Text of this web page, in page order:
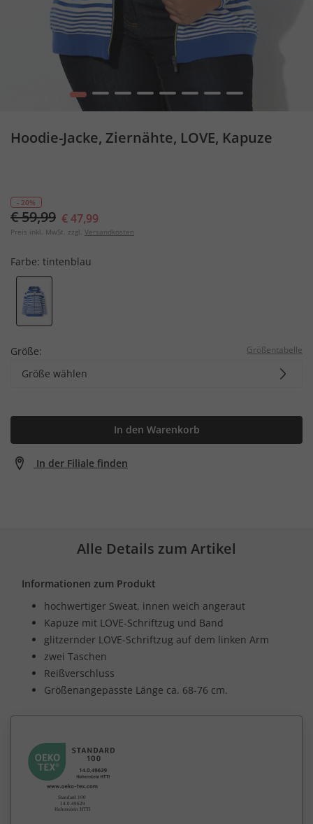
1 2 3 4 5 6 7 8
Hoodie-Jacke, Ziernähte, LOVE, Kapuze
- 20%
€ 59,99 € 47,99
Preis inkl. MwSt. zzgl. Versandkosten
Farbe: tintenblau
Größe: Größentabelle
Größe wählen
In den Warenkorb
In der Filiale finden
Alle Details zum Artikel
Informationen zum Produkt
hochwertiger Sweat, innen weich angeraut
Kapuze mit LOVE-Schriftzug und Band
glitzernder LOVE-Schriftzug auf dem linken Arm
zwei Taschen
Reißverschluss
Größenangepasste Länge ca. 68-76 cm.